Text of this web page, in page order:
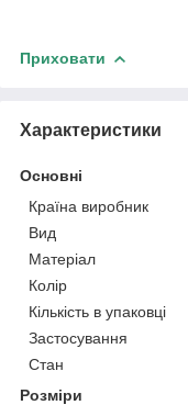
Приховати
Характеристики
Основні
Країна виробник
Вид
Матеріал
Колір
Кількість в упаковці
Застосування
Стан
Розміри